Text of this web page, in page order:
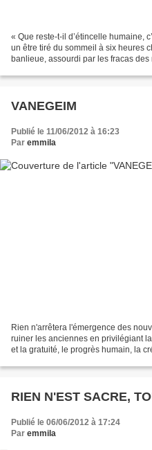
« Que reste-t-il d’étincelle humaine,
un être tiré du sommeil à six heures
banlieue, assourdi par les fracas
VANEGEIM
Publié le 11/06/2012 à 16:23
Par emmila
Rien n'arrêtera l'émergence des
ruiner les anciennes en privilégiant
et la gratuité, le progrès humain, la
RIEN N'EST SACRE,
Publié le 06/06/2012 à 17:24
Par emmila